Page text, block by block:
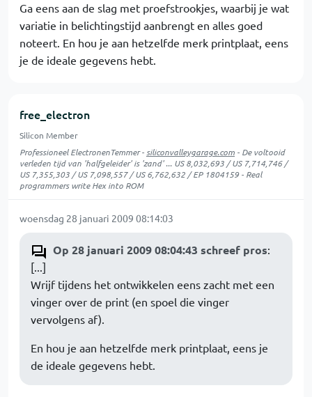
Ga eens aan de slag met proefstrookjes, waarbij je wat
variatie in belichtingstijd aanbrengt en alles goed
noteert. En hou je aan hetzelfde merk printplaat, eens
je de ideale gegevens hebt.
free_electron
Silicon Member
Professioneel ElectronenTemmer - siliconvalleygarage.com - De voltooid
verleden tijd van 'halfgeleider' is 'zand' ... US 8,032,693 / US 7,714,746 /
US 7,355,303 / US 7,098,557 / US 6,762,632 / EP 1804159 - Real
programmers write Hex into ROM
woensdag 28 januari 2009 08:14:03
Op 28 januari 2009 08:04:43 schreef pros:
[...]
Wrijf tijdens het ontwikkelen eens zacht met een
vinger over de print (en spoel die vinger
vervolgens af).
En hou je aan hetzelfde merk printplaat, eens je
de ideale gegevens hebt.